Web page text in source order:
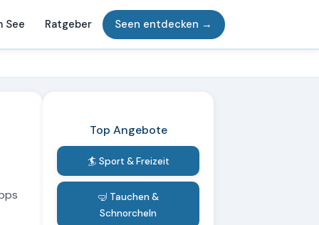
See Ratgeber Seen entdecken →
Top Angebote
🏄 Sport & Freizeit
🤿 Tauchen &
Schnorcheln